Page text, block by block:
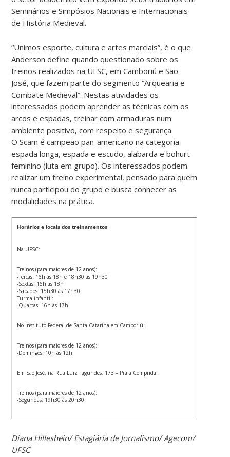
Seminários e Simpósios Nacionais e Internacionais
de História Medieval.
“Unimos esporte, cultura e artes marciais”, é o que
Anderson define quando questionado sobre os
treinos realizados na UFSC, em Camboriú e São
José, que fazem parte do segmento “Arquearia e
Combate Medieval”. Nestas atividades os
interessados podem aprender as técnicas com os
arcos e espadas, treinar com armaduras num
ambiente positivo, com respeito e segurança.
O Scam é campeão pan-americano na categoria
espada longa, espada e escudo, alabarda e bohurt
feminino (luta em grupo). Os interessados podem
realizar um treino experimental, pensado para quem
nunca participou do grupo e busca conhecer as
modalidades na prática.
Horários e locais dos treinamentos
Na UFSC:
​Treinos (para maiores de 12 anos):
-Terças: 16h às 18h e 18h30 às 19h30
-Sextas: 16h às 18h
-Sábados: 15h30 às 17h30
Turma infantil:
-Quartas: 16h às 17h
No Instituto Federal de Santa Catarina em Camboriú:
Treinos (para maiores de 12 anos):
-Domingos: 10h às 12h
Em São José, na Rua Luiz Fagundes, 173 – Praia Comprida:
Treinos (para maiores de 12 anos):
-Segundas: 19h30 às 20h30
Diana Hilleshein/ Estagiária de Jornalismo/ Agecom/
UFSC